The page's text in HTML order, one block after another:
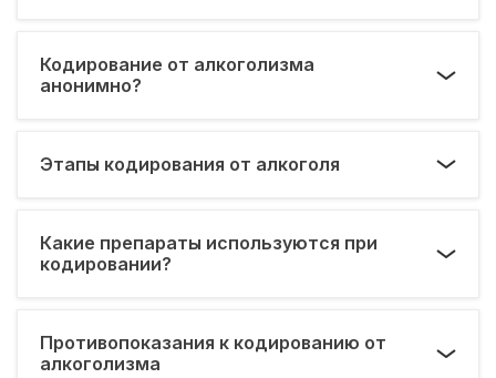
Кодирование от алкоголизма
анонимно?
Этапы кодирования от алкоголя
Какие препараты используются при
кодировании?
Противопоказания к кодированию от
алкоголизма